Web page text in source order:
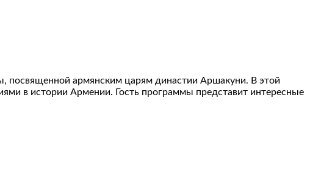
посвященной армянским царям династии Аршакуни. В этой
в истории Армении. Гость программы представит интересные